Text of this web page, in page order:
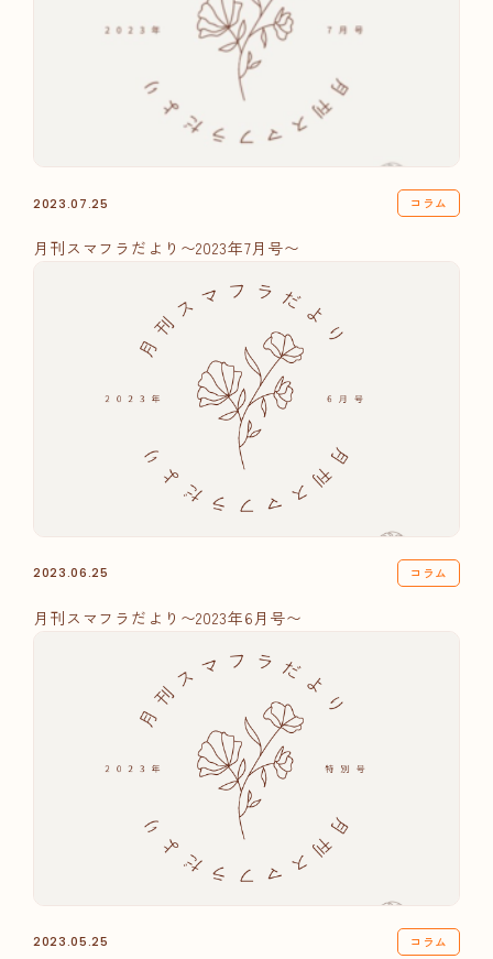
2023.07.25 コラム
月刊スマフラだより〜2023年7月号〜
2023.06.25 コラム
月刊スマフラだより〜2023年6月号〜
2023.05.25 コラム